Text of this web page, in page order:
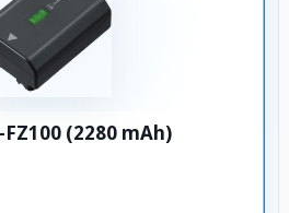
(2280 mAh)